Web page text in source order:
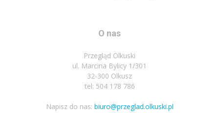
O nas
Przegląd Olkuski
ul. Marcina Bylicy 1/301
32-300 Olkusz
tel: 504 178 786
Napisz do nas: biuro@przeglad.olkuski.pl